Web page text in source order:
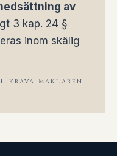
av
3 kap. 24 §
inom skälig
KRÄVA MÄKLAREN